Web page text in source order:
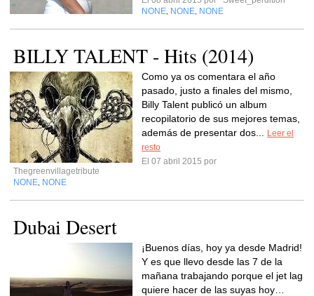
NONE NONE NONE
BILLY TALENT - Hits (2014)
Como ya os comentara el año
pasado, justo a finales del mismo,
Billy Talent publicó un album
recopilatorio de sus mejores temas,
además de presentar dos...
Leer el
resto
El 07 abril 2015 por
Thegreenvillagetribute
NONE NONE
Dubai Desert
¡Buenos días, hoy ya desde Madrid!
Y es que llevo desde las 7 de la
mañana trabajando porque el jet lag
quiere hacer de las suyas hoy…